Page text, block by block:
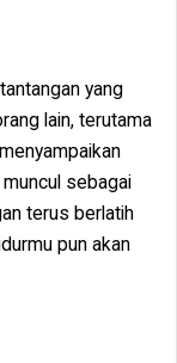
yang
lain, terutama
sebagai
terus berlatih
pun akan